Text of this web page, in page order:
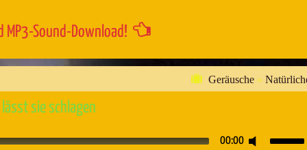
Sound-Download!
Geräusche »
sie schlagen
00:00